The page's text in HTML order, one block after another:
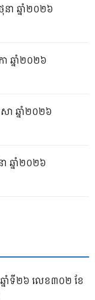
ា ឆ្នាំ២០២៦
ឆ្នាំ២០២៦
ា ឆ្នាំ២០២៦
ឆ្នាំ២០២៦
នាំទី២៦ លេខ៣០២ ខែ